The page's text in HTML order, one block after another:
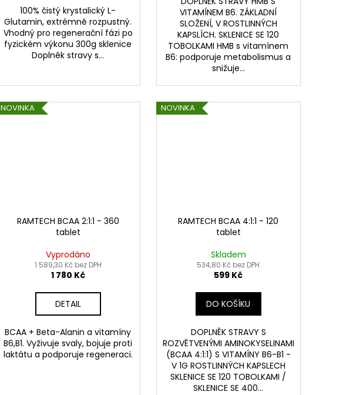
100% čistý krystalický L-
Glutamin, extrémně rozpustný.
Vhodný pro regenerační fázi po
fyzickém výkonu 300g sklenice
Doplněk stravy s...
VITAMÍNEM B6. ZÁKLADNÍ
SLOŽENÍ, V ROSTLINNÝCH
KAPSLÍCH. SKLENICE SE 120
TOBOLKAMI HMB s vitamínem
B6: podporuje metabolismus a
snižuje...
NOVINKA
RAMTECH BCAA 2:1:1 - 360
tablet
Vyprodáno
1 589,30 Kč bez DPH
1 780 Kč
DETAIL
BCAA + Beta-Alanin a vitamíny
B6,B1. Vyživuje svaly, bojuje proti
laktátu a podporuje regeneraci.
NOVINKA
RAMTECH BCAA 4:1:1 - 120
tablet
Skladem
534,80 Kč bez DPH
599 Kč
DO KOŠÍKU
DOPLNĚK STRAVY S
ROZVĚTVENÝMI AMINOKYSELINAMI
(BCAA 4:1:1) S VITAMÍNY B6-B1 -
V 1G ROSTLINNÝCH KAPSLECH
SKLENICE SE 120 TOBOLKAMI /
SKLENICE SE 400...